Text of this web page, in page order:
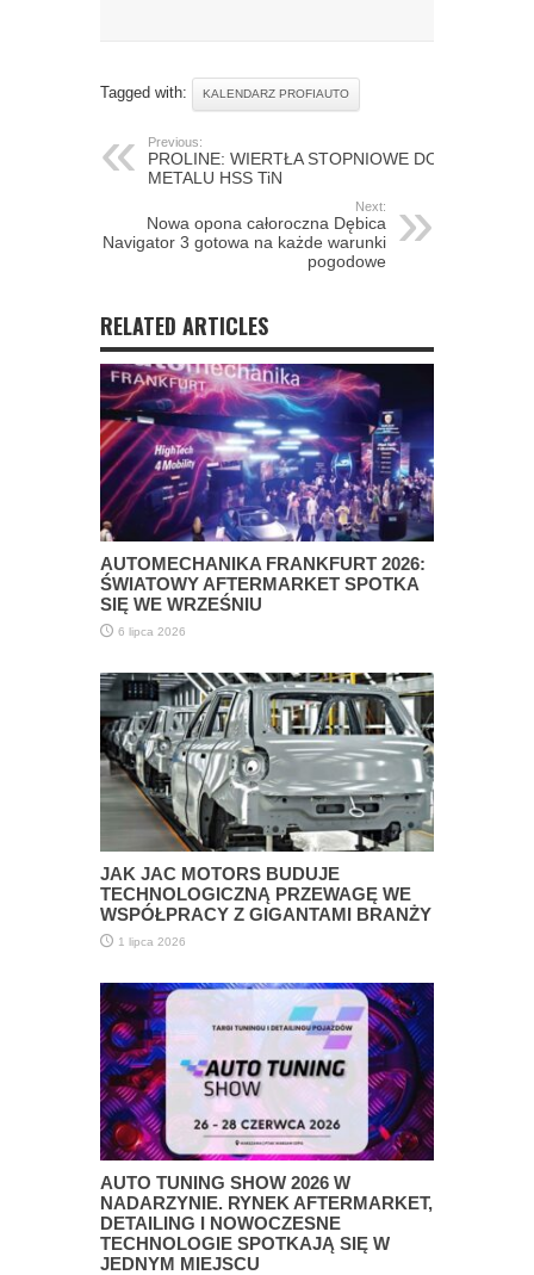
Tagged with: KALENDARZ PROFIAUTO
Previous:
PROLINE: WIERTŁA STOPNIOWE DO
METALU HSS TiN
Next:
Nowa opona całoroczna Dębica
Navigator 3 gotowa na każde warunki
pogodowe
RELATED ARTICLES
AUTOMECHANIKA FRANKFURT 2026:
ŚWIATOWY AFTERMARKET SPOTKA
SIĘ WE WRZEŚNIU
6 lipca 2026
JAK JAC MOTORS BUDUJE
TECHNOLOGICZNĄ PRZEWAGĘ WE
WSPÓŁPRACY Z GIGANTAMI BRANŻY
1 lipca 2026
AUTO TUNING SHOW 2026 W
NADARZYNIE. RYNEK AFTERMARKET,
DETAILING I NOWOCZESNE
TECHNOLOGIE SPOTKAJĄ SIĘ W
JEDNYM MIEJSCU